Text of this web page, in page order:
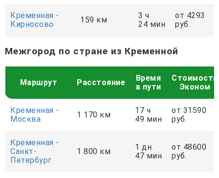
Кременная -
Кирносово
159 км
3 ч
24 мин
от 4293
руб.
Межгород по стране из Кременной
Маршрут Расстояние
Время
в пути
Стоимость
Эконом
Кременная -
Москва
1 170 км
17 ч
49 мин
от 31590
руб.
Кременная -
Санкт-
Петербург
1 800 км
1 дн.
47 мин
от 48600
руб.